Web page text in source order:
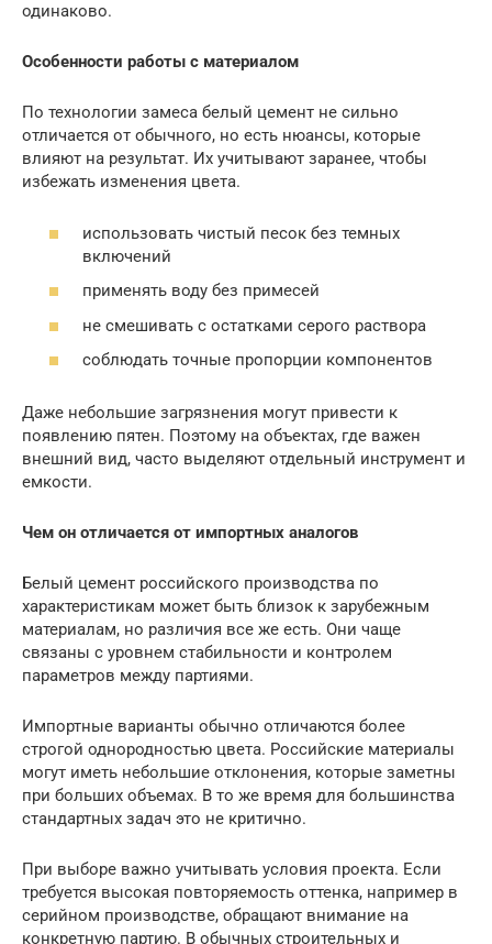
одинаково.
Особенности работы с материалом
По технологии замеса белый цемент не сильно
отличается от обычного, но есть нюансы, которые
влияют на результат. Их учитывают заранее, чтобы
избежать изменения цвета.
использовать чистый песок без темных
включений
применять воду без примесей
не смешивать с остатками серого раствора
соблюдать точные пропорции компонентов
Даже небольшие загрязнения могут привести к
появлению пятен. Поэтому на объектах, где важен
внешний вид, часто выделяют отдельный инструмент и
емкости.
Чем он отличается от импортных аналогов
Белый цемент российского производства по
характеристикам может быть близок к зарубежным
материалам, но различия все же есть. Они чаще
связаны с уровнем стабильности и контролем
параметров между партиями.
Импортные варианты обычно отличаются более
строгой однородностью цвета. Российские материалы
могут иметь небольшие отклонения, которые заметны
при больших объемах. В то же время для большинства
стандартных задач это не критично.
При выборе важно учитывать условия проекта. Если
требуется высокая повторяемость оттенка, например в
серийном производстве, обращают внимание на
конкретную партию. В обычных строительных и